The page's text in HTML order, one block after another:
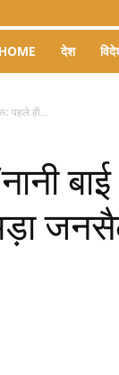
HOME देश
पहले ही...